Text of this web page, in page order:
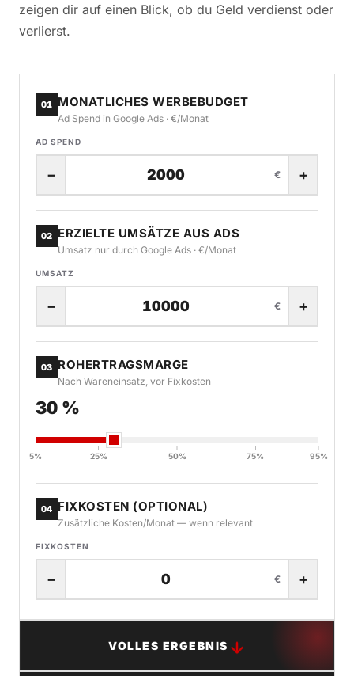
zeigen dir auf einen Blick, ob du Geld verdienst oder
verlierst.
01 MONATLICHES WERBEBUDGET
Ad Spend in Google Ads · €/Monat
AD SPEND
− € +
02 ERZIELTE UMSÄTZE AUS ADS
Umsatz nur durch Google Ads · €/Monat
UMSATZ
− € +
03 ROHERTRAGSMARGE
Nach Wareneinsatz, vor Fixkosten
30 %
5% 25% 50% 75% 95%
04 FIXKOSTEN (OPTIONAL)
Zusätzliche Kosten/Monat — wenn relevant
FIXKOSTEN
− € +
VOLLES ERGEBNIS